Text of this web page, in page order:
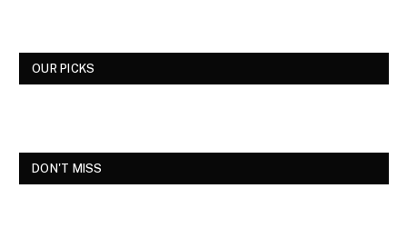
OUR PICKS
DON'T MISS